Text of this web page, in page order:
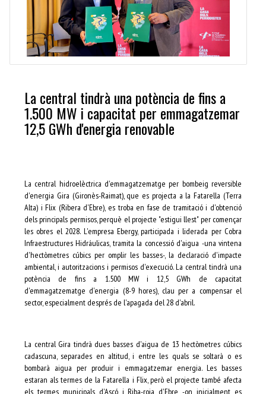
La central tindrà una potència de fins a
1.500 MW i capacitat per emmagatzemar
12,5 GWh d'energia renovable
La central hidroelèctrica d'emmagatzematge per bombeig reversible
d'energia Gira (Gironès-Raimat), que es projecta a la Fatarella (Terra
Alta) i Flix (Ribera d'Ebre), es troba en fase de tramitació i d'obtenció
dels principals permisos, perquè el projecte "estigui llest" per començar
les obres el 2028. L'empresa Ebergy, participada i liderada per Cobra
Infraestructures Hidráulicas, tramita la concessió d'aigua -una vintena
d'hectòmetres cúbics per omplir les basses-, la declaració d'impacte
ambiental, i autoritzacions i permisos d'execució. La central tindrà una
potència de fins a 1.500 MW i 12,5 GWh de capacitat
d'emmagatzematge d'energia (8-9 hores), clau per a compensar el
sector, especialment després de l'apagada del 28 d'abril.
La central Gira tindrà dues basses d'aigua de 13 hectòmetres cúbics
cadascuna, separades en altitud, i entre les quals se soltarà o es
bombarà aigua per produir i emmagatzemar energia. Les basses
estaran als termes de la Fatarella i Flix, però el projecte també afecta
els termes municipals d'Ascó i Riba-roja d'Ebre -on inicialment es